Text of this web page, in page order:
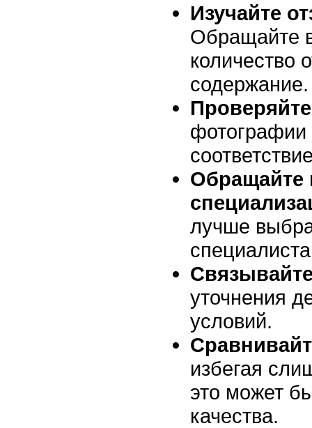
Изучайте
Обращайте
количество
содержание.
фотографии
Обращайте
лучше
уточнения
условий.
избегая
это может
качества.